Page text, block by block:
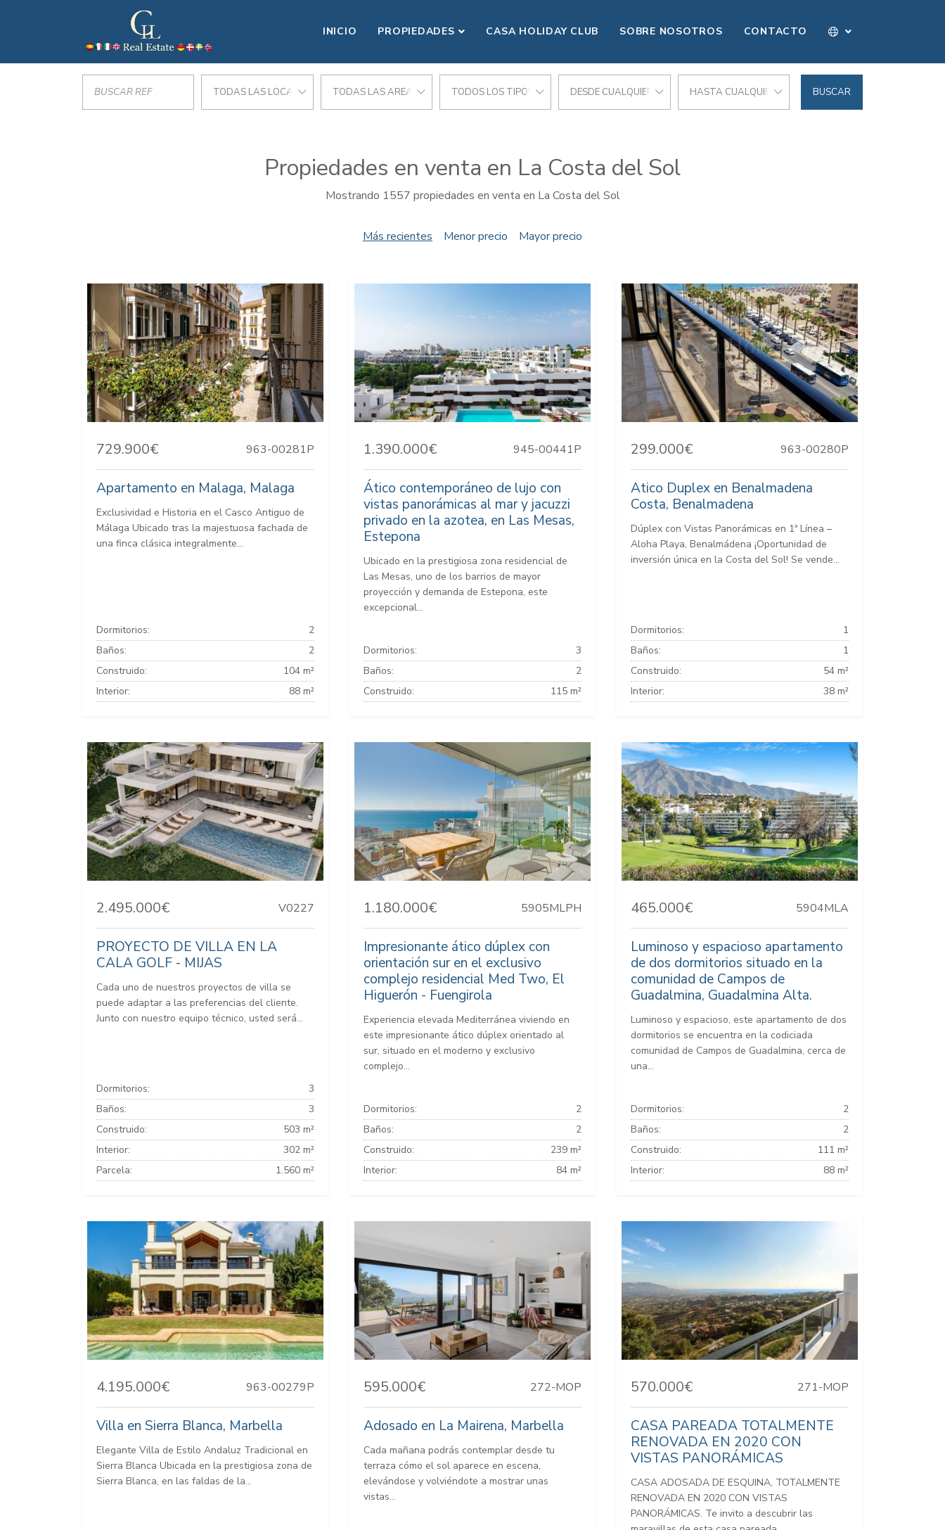
INICIO PROPIEDADES CASA HOLIDAY CLUB SOBRE NOSOTROS CONTACTO
TODAS LAS LOCALIZACIONESTODAS LAS AREAS TODOS LOS TIPOS DESDE CUALQUIER PRECIO HASTA CUALQUIER PRECIO BUSCAR
Propiedades en venta en La Costa del Sol
Mostrando 1557 propiedades en venta en La Costa del Sol
Más recientes Menor precio Mayor precio
729.900€ 963-00281P
Apartamento en Malaga, Malaga
Exclusividad e Historia en el Casco Antiguo de
Málaga Ubicado tras la majestuosa fachada de
una finca clásica integralmente...
Dormitorios:
2
Baños:
2
Construido:
104 m²
Interior:
88 m²
1.390.000€ 945-00441P
Ático contemporáneo de lujo con
vistas panorámicas al mar y jacuzzi
privado en la azotea, en Las Mesas,
Estepona
Ubicado en la prestigiosa zona residencial de
Las Mesas, uno de los barrios de mayor
proyección y demanda de Estepona, este
excepcional...
Dormitorios:
3
Baños:
2
Construido:
115 m²
299.000€ 963-00280P
Atico Duplex en Benalmadena
Costa, Benalmadena
Dúplex con Vistas Panorámicas en 1ª Línea –
Aloha Playa, Benalmádena ¡Oportunidad de
inversión única en la Costa del Sol! Se vende...
Dormitorios:
1
Baños:
1
Construido:
54 m²
Interior:
38 m²
2.495.000€ V0227
PROYECTO DE VILLA EN LA
CALA GOLF - MIJAS
Cada uno de nuestros proyectos de villa se
puede adaptar a las preferencias del cliente.
Junto con nuestro equipo técnico, usted será...
Dormitorios:
3
Baños:
3
Construido:
503 m²
Interior:
302 m²
Parcela:
1.560 m²
1.180.000€ 5905MLPH
Impresionante ático dúplex con
orientación sur en el exclusivo
complejo residencial Med Two, El
Higuerón - Fuengirola
Experiencia elevada Mediterránea viviendo en
este impresionante ático dúplex orientado al
sur, situado en el moderno y exclusivo
complejo...
Dormitorios:
2
Baños:
2
Construido:
239 m²
Interior:
84 m²
465.000€ 5904MLA
Luminoso y espacioso apartamento
de dos dormitorios situado en la
comunidad de Campos de
Guadalmina, Guadalmina Alta.
Luminoso y espacioso, este apartamento de dos
dormitorios se encuentra en la codiciada
comunidad de Campos de Guadalmina, cerca de
una...
Dormitorios:
2
Baños:
2
Construido:
111 m²
Interior:
88 m²
4.195.000€ 963-00279P
Villa en Sierra Blanca, Marbella
Elegante Villa de Estilo Andaluz Tradicional en
Sierra Blanca Ubicada en la prestigiosa zona de
Sierra Blanca, en las faldas de la...
595.000€ 272-MOP
Adosado en La Mairena, Marbella
Cada mañana podrás contemplar desde tu
terraza cómo el sol aparece en escena,
elevándose y volviéndote a mostrar unas
vistas...
570.000€ 271-MOP
CASA PAREADA TOTALMENTE
RENOVADA EN 2020 CON
VISTAS PANORÁMICAS
CASA ADOSADA DE ESQUINA, TOTALMENTE
RENOVADA EN 2020 CON VISTAS
PANORÁMICAS. Te invito a descubrir las